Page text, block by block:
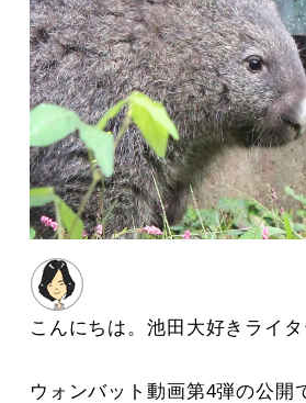
こんにちは。池田大好きライタ
ウォンバット動画第4弾の公開